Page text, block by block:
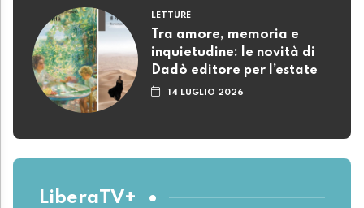
LETTURE
Tra amore, memoria e
inquietudine: le novità di
Dadò editore per l’estate
14 LUGLIO 2026
LiberaTV+